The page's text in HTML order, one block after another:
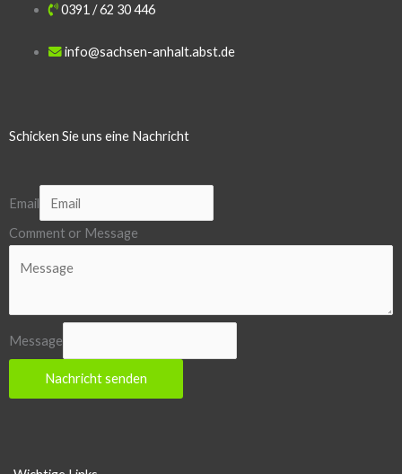
0391 / 62 30 446
info@sachsen-anhalt.abst.de
Schicken Sie uns eine Nachricht
Email
Comment or Message
Message
Nachricht senden